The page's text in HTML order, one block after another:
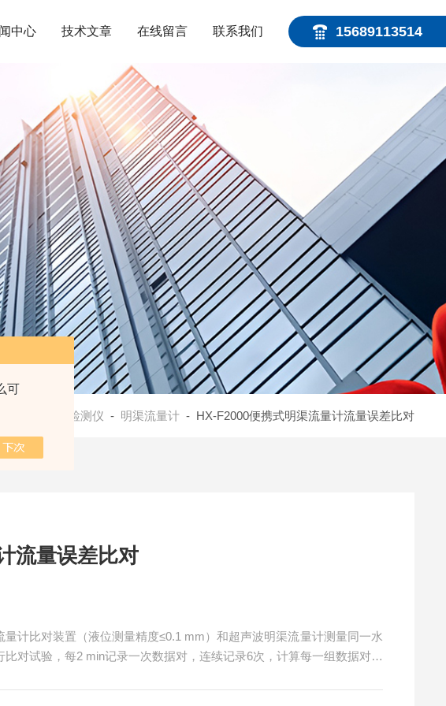
可
15689113514
中心 技术文章 在线留言 联系我们
水常规检测仪 - 明渠流量计- HX-F2000便携式明渠流量计流量误差比对
流量误差比对
计比对装置（液位测量精度≤0.1 mm）和超声波明渠流量计测量同一水
对试验，每2 min记录一次数据对，连续记录6次，计算每一组数据对的